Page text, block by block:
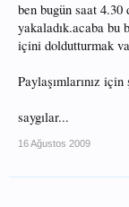
ben bugün saat 4.30
yakaladık.acaba bu
içini doldutturmak
Paylaşımlarınız
saygılar...
16 Ağustos 2009